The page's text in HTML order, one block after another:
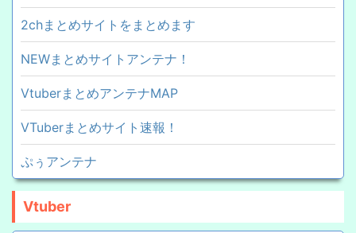
2chまとめサイトをまとめます
NEWまとめサイトアンテナ！
VtuberまとめアンテナMAP
VTuberまとめサイト速報！
ぷぅアンテナ
Vtuber